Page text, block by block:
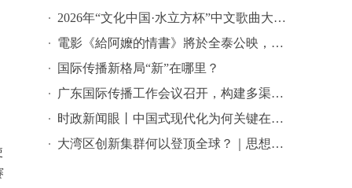
2026年“文化中国·水立方杯”中文歌曲大赛总决赛落幕，选手精彩表现来啦→
電影《給阿嬤的情書》將於全泰公映，導演藍鴻春推薦潮汕美景美食
国际传播新格局“新”在哪里？
广东国际传播工作会议召开，构建多渠道立体式对外传播格局引热议
时政新闻眼丨中国式现代化为何关键在科技现代化？总书记作出战略指引
大湾区创新集群何以登顶全球？｜思想耀岭南